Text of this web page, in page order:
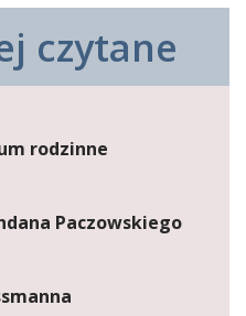
czytane
rodzinne
Paczowskiego